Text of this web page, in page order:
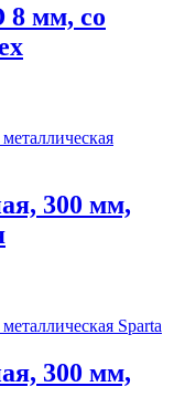
8 мм, со
300 мм,
300 мм,